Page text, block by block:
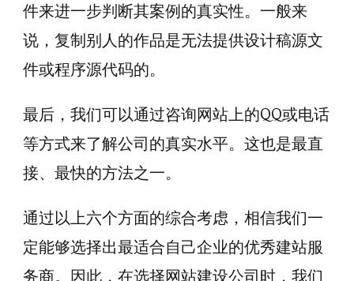
件来进一步判断其案例的真实性。一般来
说，复制别人的作品是无法提供设计稿源文
件或程序源代码的。
最后，我们可以通过咨询网站上的QQ或电话
等方式来了解公司的真实水平。这也是最直
接、最快的方法之一。
通过以上六个方面的综合考虑，相信我们一
定能够选择出最适合自己企业的优秀建站服
务商。因此，在选择网站建设公司时，我们